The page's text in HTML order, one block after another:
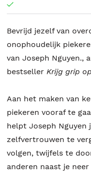
Bevrijd jezelf van
onophoudelijk
van Joseph Nguyen.,
bestseller Krijg grip
Aan het maken van
piekeren vooraf te
helpt Joseph Nguyen
zelfvertrouwen te
volgen, twijfels te
anderen naast je